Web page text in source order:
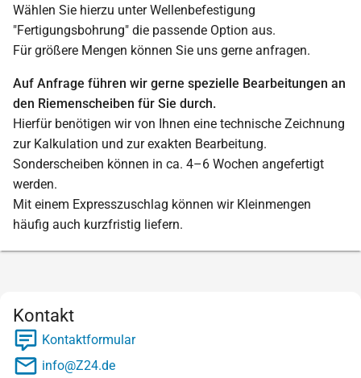
Wählen Sie hierzu unter Wellenbefestigung
"Fertigungsbohrung" die passende Option aus.
Für größere Mengen können Sie uns gerne anfragen.
Auf Anfrage führen wir gerne spezielle Bearbeitungen an
den Riemenscheiben für Sie durch.
Hierfür benötigen wir von Ihnen eine technische Zeichnung
zur Kalkulation und zur exakten Bearbeitung.
Sonderscheiben können in ca. 4–6 Wochen angefertigt
werden.
Mit einem Expresszuschlag können wir Kleinmengen
häufig auch kurzfristig liefern.
Kontakt
Kontaktformular
info@Z24.de